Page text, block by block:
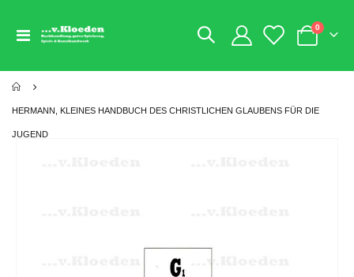
Navigation
Warenkorb
0 Artikel
HERMANN, KLEINES HANDBUCH DES CHRISTLICHEN GLAUBENS FÜR DIE
JUGEND